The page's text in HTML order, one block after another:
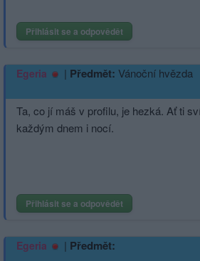
Přihlásit se a odpovědět
Egeria | Předmět: Vánoční hvězda
Ta, co jí máš v profilu, je hezká. Ať ti
každým dnem i nocí.
Přihlásit se a odpovědět
Egeria | Předmět: